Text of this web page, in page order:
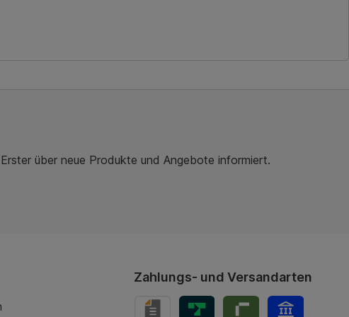
über neue Produkte und Angebote informiert.
Zahlungs- und Versandarten